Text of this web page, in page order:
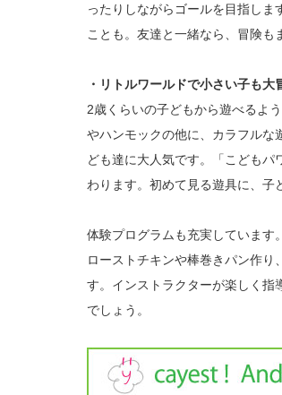
ったりしながらゴールを目指しま
ことも。友達と一緒なら、冒険も
・リトルワールドで小さい子も大
2歳くらいの子どもから遊べるよ
やハンモックの他に、カラフルな
ども達に大人気です。「こども
わります。初めて見る遊具に、子
体験プログラムも充実しています
ローストチキンや棒巻きパン作り
す。インストラクターが楽しく指
でしょう。